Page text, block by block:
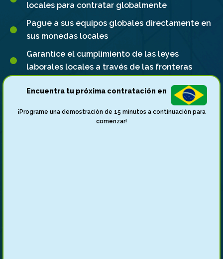
locales para contratar globalmente
Pague a sus equipos globales directamente en
sus monedas locales
Garantice el cumplimiento de las leyes
laborales locales a través de las fronteras
Encuentra tu próxima contratación en
¡Programe una demostración de 15 minutos a continuación para
comenzar!